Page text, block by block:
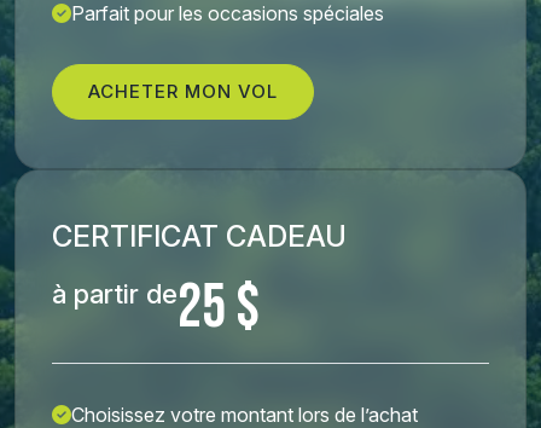
Parfait pour les occasions spéciales
ACHETER MON VOL
CERTIFICAT CADEAU
à partir de25 $
Choisissez votre montant lors de l’achat